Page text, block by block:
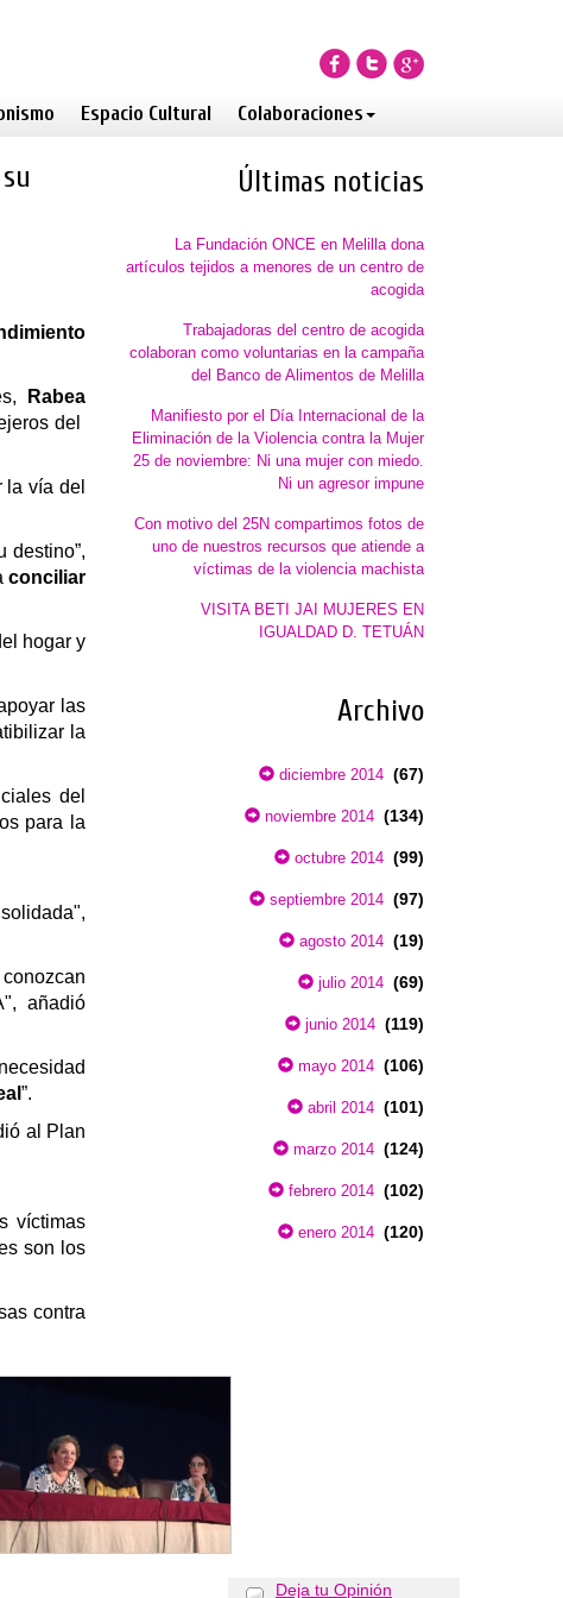
Espacio Cultural Colaboraciones
Rabea
del
lavía del
destino”,
conciliar
hogar y
las
la
del
para la
conozcan
añadió
”.
al Plan
víctimas
son los
contra
Últimas noticias
La Fundación ONCE en Melilla dona
artículos tejidos a menores de un centro de
acogida
Trabajadoras del centro de acogida
colaboran como voluntarias en la campaña
del Banco de Alimentos de Melilla
Manifiesto por el Día Internacional de la
Eliminación de la Violencia contra la Mujer
25 de noviembre: Ni una mujer con miedo.
Ni un agresor impune
Con motivo del 25N compartimos fotos de
uno de nuestros recursos que atiende a
víctimas de la violencia machista
VISITA BETI JAI MUJERES EN
IGUALDAD D. TETUÁN
Archivo
diciembre 2014 (67)
noviembre 2014 (134)
octubre 2014 (99)
septiembre 2014 (97)
agosto 2014 (19)
julio 2014 (69)
junio 2014 (119)
mayo 2014 (106)
abril 2014 (101)
marzo 2014 (124)
febrero 2014 (102)
enero 2014 (120)
Deja tu Opinión